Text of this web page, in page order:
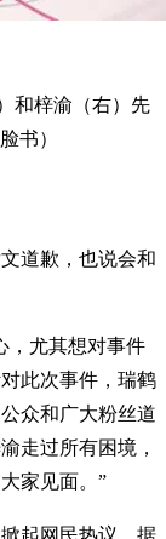
和梓渝（右）先
书）
道歉，也说会和
，尤其想对事件
此次事件，瑞鹤
众和广大粉丝道
走过所有困境，
家见面。”
起网民热议。据